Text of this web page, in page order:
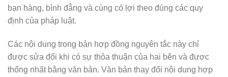
bạn hàng, bình đẳng và cùng có lợi theo đúng các quy
định của pháp luật.
Các nội dung trong bản hợp đồng nguyên tắc này chỉ
được sửa đổi khi có sự thỏa thuận của hai bên và được
thống nhất bằng văn bản. Văn bản thay đổi nội dung hợp